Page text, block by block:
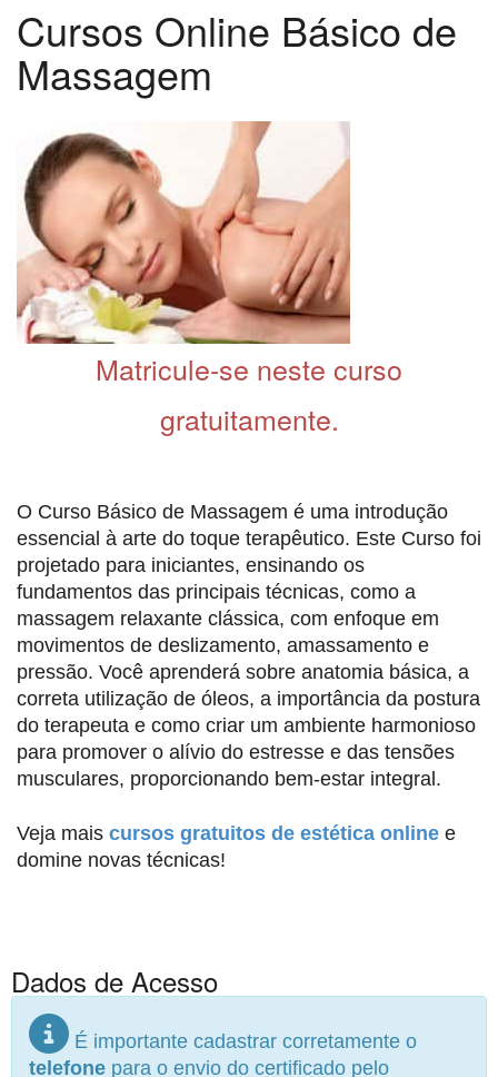
Cursos Online Básico de
Massagem
Matricule-se neste curso
gratuitamente.
O Curso Básico de Massagem é uma introdução
essencial à arte do toque terapêutico. Este Curso foi
projetado para iniciantes, ensinando os
fundamentos das principais técnicas, como a
massagem relaxante clássica, com enfoque em
movimentos de deslizamento, amassamento e
pressão. Você aprenderá sobre anatomia básica, a
correta utilização de óleos, a importância da postura
do terapeuta e como criar um ambiente harmonioso
para promover o alívio do estresse e das tensões
musculares, proporcionando bem-estar integral.
Veja mais cursos gratuitos de estética online e
domine novas técnicas!
Dados de Acesso
É importante cadastrar corretamente o
telefone para o envio do certificado pelo